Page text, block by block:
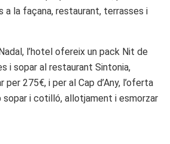
la façana, restaurant, terrasses i
l’hotel ofereix un pack Nit de
i sopar al restaurant Sintonia,
275€, i per al Cap d’Any, l’oferta
sopar i cotilló, allotjament i esmorzar